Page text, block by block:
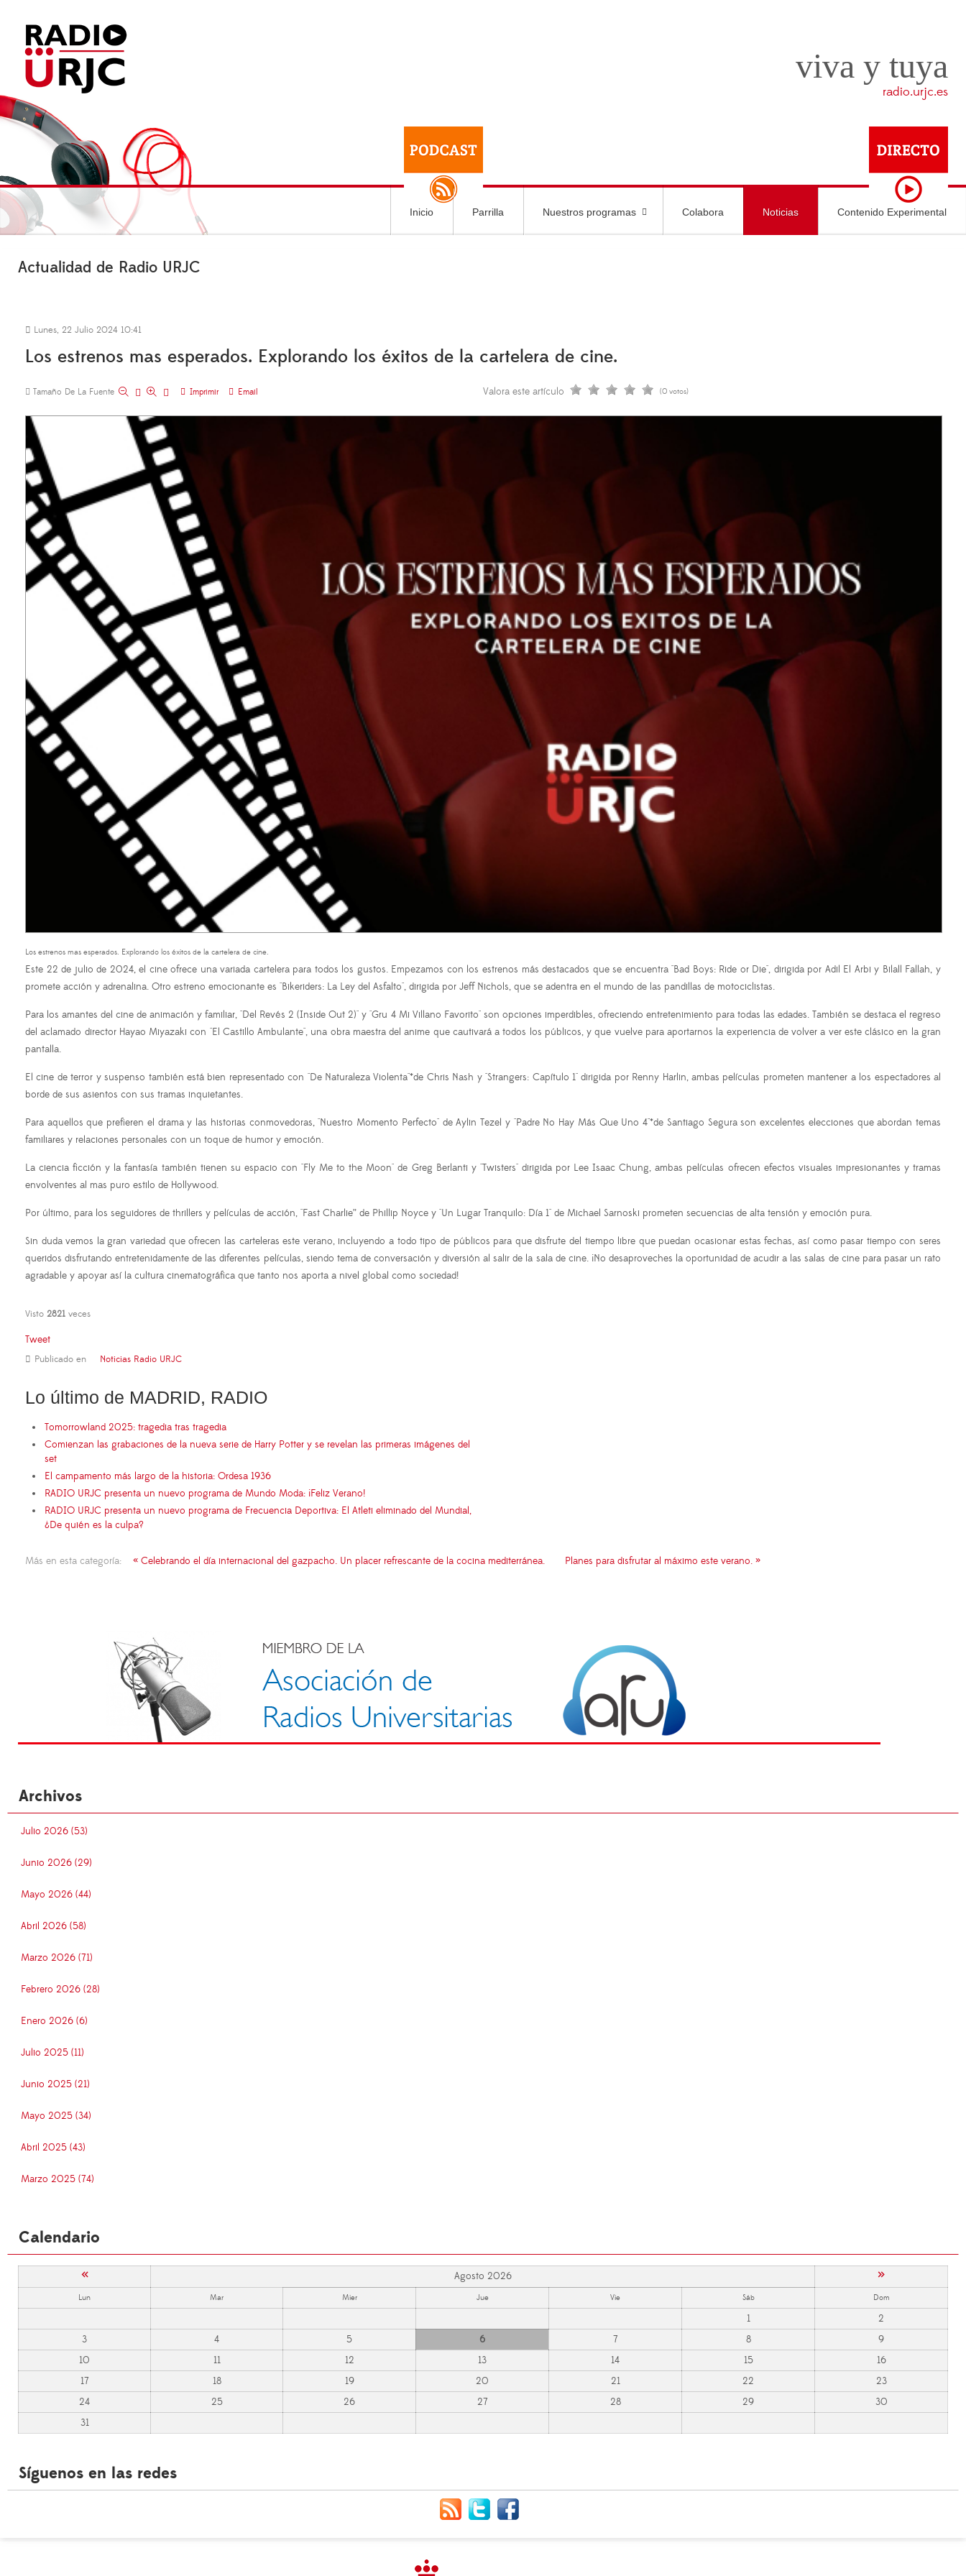
viva y tuya
radio.urjc.es
Inicio Parrilla Nuestros programas Colabora Noticias Contenido Experimental
Actualidad de Radio URJC
Lunes, 22 Julio 2024 10:41
Los estrenos mas esperados. Explorando los éxitos de la cartelera de cine.
Tamaño De La Fuente Imprimir Email Valora este artículo (0 votos)
Los estrenos mas esperados. Explorando los éxitos de la cartelera de cine.
Este 22 de julio de 2024, el cine ofrece una variada cartelera para todos los gustos. Empezamos con los estrenos más destacados que se encuentra "Bad Boys: Ride or Die", dirigida por Adil El Arbi y Bilall Fallah, y
promete acción y adrenalina. Otro estreno emocionante es "Bikeriders: La Ley del Asfalto", dirigida por Jeff Nichols, que se adentra en el mundo de las pandillas de motociclistas.
Para los amantes del cine de animación y familiar, "Del Revés 2 (Inside Out 2)" y "Gru 4 Mi Villano Favorito" son opciones imperdibles, ofreciendo entretenimiento para todas las edades. También se destaca el regreso
del aclamado director Hayao Miyazaki con "El Castillo Ambulante", una obra maestra del anime que cautivará a todos los públicos, y que vuelve para aportarnos la experiencia de volver a ver este clásico en la gran
pantalla.
El cine de terror y suspenso también está bien representado con "De Naturaleza Violenta"*de Chris Nash y "Strangers: Capítulo 1" dirigida por Renny Harlin, ambas películas prometen mantener a los espectadores al
borde de sus asientos con sus tramas inquietantes.
Para aquellos que prefieren el drama y las historias conmovedoras, "Nuestro Momento Perfecto" de Aylin Tezel y "Padre No Hay Más Que Uno 4"*de Santiago Segura son excelentes elecciones que abordan temas
familiares y relaciones personales con un toque de humor y emoción.
La ciencia ficción y la fantasía también tienen su espacio con "Fly Me to the Moon" de Greg Berlanti y "Twisters" dirigida por Lee Isaac Chung, ambas películas ofrecen efectos visuales impresionantes y tramas
envolventes al mas puro estilo de Hollywood.
Por último, para los seguidores de thrillers y películas de acción, "Fast Charlie” de Phillip Noyce y "Un Lugar Tranquilo: Día 1" de Michael Sarnoski prometen secuencias de alta tensión y emoción pura.
Sin duda vemos la gran variedad que ofrecen las carteleras este verano, incluyendo a todo tipo de públicos para que disfrute del tiempo libre que puedan ocasionar estas fechas, así como pasar tiempo con seres
queridos disfrutando entretenidamente de las diferentes películas, siendo tema de conversación y diversión al salir de la sala de cine. ¡No desaproveches la oportunidad de acudir a las salas de cine para pasar un rato
agradable y apoyar así la cultura cinematográfica que tanto nos aporta a nivel global como sociedad!
Visto 2821 veces
Tweet
Publicado en Noticias Radio URJC
Lo último de MADRID, RADIO
Tomorrowland 2025: tragedia tras tragedia
Comienzan las grabaciones de la nueva serie de Harry Potter y se revelan las primeras imágenes del
set
El campamento más largo de la historia: Ordesa 1936
RADIO URJC presenta un nuevo programa de Mundo Moda: ¡Feliz Verano!
RADIO URJC presenta un nuevo programa de Frecuencia Deportiva: El Atleti eliminado del Mundial,
¿De quién es la culpa?
Más en esta categoría: « Celebrando el día internacional del gazpacho. Un placer refrescante de la cocina mediterránea. Planes para disfrutar al máximo este verano. »
Archivos
Julio 2026 (53)
Junio 2026 (29)
Mayo 2026 (44)
Abril 2026 (58)
Marzo 2026 (71)
Febrero 2026 (28)
Enero 2026 (6)
Julio 2025 (11)
Junio 2025 (21)
Mayo 2025 (34)
Abril 2025 (43)
Marzo 2025 (74)
Calendario
« Agosto 2026 »
Lun Mar Mier Jue Vie Sáb Dom
1
2
3
4 5 6 7 8
9
10
11 12 13 14 15
16
17
18 19 20 21 22
23
24
25 26 27 28 29
30
31
Síguenos en las redes